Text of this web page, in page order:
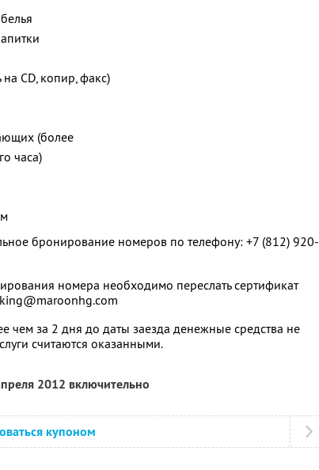
CD, копир, факс)
(более
часа)
бронирование номеров по телефону: +7 (812) 920-
номера необходимо переслать сертификат
чем за 2 дня до даты заезда денежные средства не
считаются оказанными.
2012 включительно
купоном